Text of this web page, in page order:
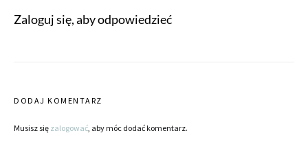
Zaloguj się, aby odpowiedzieć
DODAJ KOMENTARZ
Musisz się zalogować , aby móc dodać komentarz.